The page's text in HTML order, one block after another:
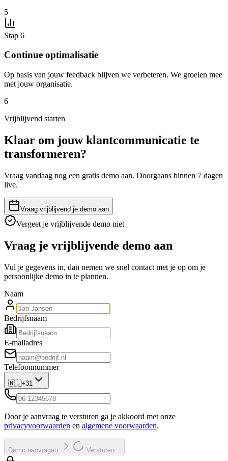
5
Stap 6
Continue optimalisatie
Op basis van jouw feedback blijven we verbeteren. We groeien mee
met jouw organisatie.
6
Vrijblijvend starten
Klaar om jouw klantcommunicatie te
transformeren?
Vraag vandaag nog een gratis demo aan. Doorgaans binnen 7 dagen
live.
Vraag vrijblijvend je demo aan
Vergeet je vrijblijvende demo niet
Vraag je vrijblijvende demo aan
Vul je gegevens in, dan nemen we snel contact met je op om je
persoonlijke demo in te plannen.
Naam
Bedrijfsnaam
E-mailadres
Telefoonnummer
🇳🇱+31
Door je aanvraag te versturen ga je akkoord met onze
privacyvoorwaarden en algemene voorwaarden.
Demo aanvragen Versturen...